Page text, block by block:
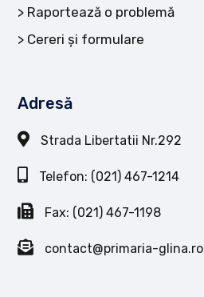
Raportează o problemă
Cereri și formulare
Adresă
Strada Libertatii Nr.292
Telefon: (021) 467-1214
Fax: (021) 467-1198
contact@primaria-glina.ro